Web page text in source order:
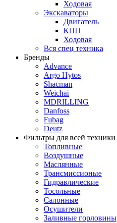
Ходовая
Экскаваторы
Двигатель
КПП
Ходовая
Вся спец техника
Бренды
Advance
Argo Hytos
Shacman
Weichai
MDRILLING
Danfoss
Fubag
Deutz
Фильтры для всей техники
Топливные
Воздушные
Маслянные
Трансмиссионые
Гидравлические
Тосольные
Салонные
Осушители
Заливные горловины